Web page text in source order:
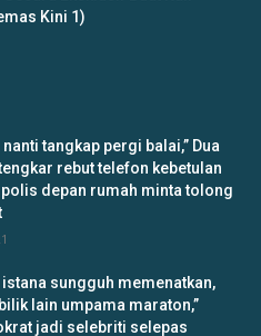
Kini 1)
tangkap pergi balai,” Dua
rebut telefon kebetulan
depan rumah minta tolong
istana sungguh memenatkan,
lain umpama maraton,”
jadi selebriti selepas